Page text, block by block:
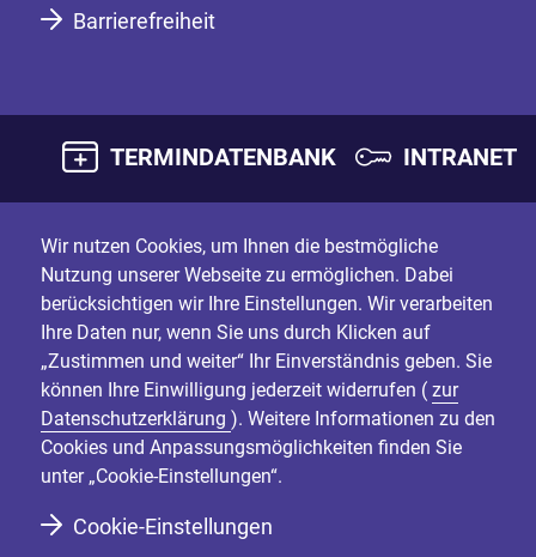
Barrierefreiheit
TERMINDATENBANK INTRANET
Wir nutzen Cookies, um Ihnen die bestmögliche
Nutzung unserer Webseite zu ermöglichen. Dabei
berücksichtigen wir Ihre Einstellungen. Wir verarbeiten
Ihre Daten nur, wenn Sie uns durch Klicken auf
„Zustimmen und weiter“ Ihr Einverständnis geben. Sie
können Ihre Einwilligung jederzeit widerrufen ( zur
Datenschutzerklärung ). Weitere Informationen zu den
Cookies und Anpassungsmöglichkeiten finden Sie
unter „Cookie-Einstellungen“.
Cookie-Einstellungen